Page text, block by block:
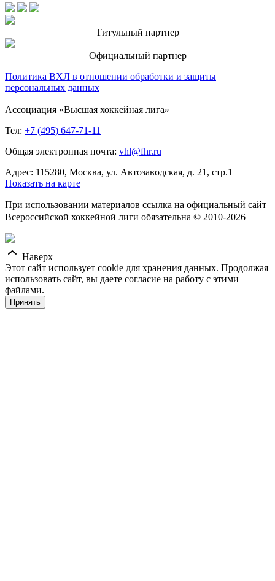
Титульный партнер
Официальный партнер
Политика ВХЛ в отношении обработки и защиты
персональных данных
Ассоциация «Высшая хоккейная лига»
Тел: +7 (495) 647-71-11
Общая электронная почта: vhl@fhr.ru
Адрес: 115280, Москва, ул. Автозаводская, д. 21, стр.1
Показать на карте
При использовании материалов ссылка на официальный сайт
Всероссийской хоккейной лиги обязательна © 2010-2026
Наверх
Этот сайт использует cookie для хранения данных. Продолжая
использовать сайт, вы даете согласие на работу с этими
файлами.
Принять